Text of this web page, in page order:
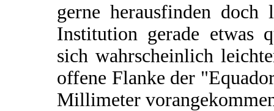
gerne herausfinden
Institution gerade etwas
sich wahrscheinlich
offene Flanke der
Millimeter